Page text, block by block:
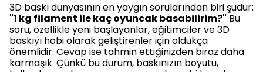
3D baskı dünyasının en yaygın sorularından biri şudur:
"1 kg filament ile kaç oyuncak basabilirim?" Bu
soru, özellikle yeni başlayanlar, eğitimciler ve 3D
baskıyı hobi olarak geliştirenler için oldukça
önemlidir. Cevap ise tahmin ettiğinizden biraz daha
karmaşık. Çünkü bu durum, baskınızın boyutu,